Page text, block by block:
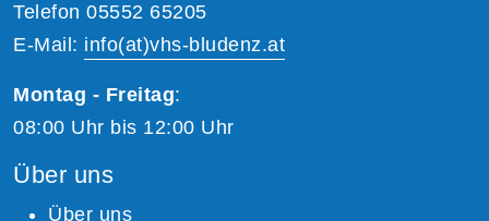
Telefon 05552 65205
E-Mail: info(at)vhs-bludenz.at
Montag - Freitag:
08:00 Uhr bis 12:00 Uhr
Über uns
Über uns